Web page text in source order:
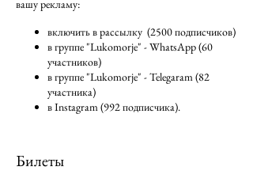
вашу рекламу:
включить в рассылку (2500 подписчиков)
в группе "Lukomorje" - WhatsApp (60
участников)
в группе "Lukomorje" - Telegaram (82
участника)
в Instagram (992 подписчика).
Билеты